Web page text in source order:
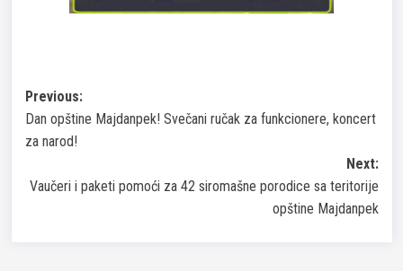
Post
navigation
Previous:
Dan opštine Majdanpek! Svečani ručak za funkcionere, koncert
za narod!
Next:
Vaučeri i paketi pomoći za 42 siromašne porodice sa teritorije
opštine Majdanpek